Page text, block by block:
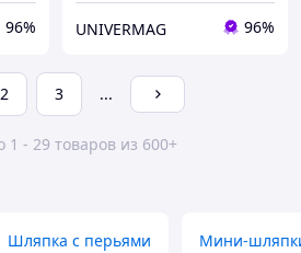
96% UNIVERMAG 96%
2 3 ...
1 - 29 товаров из 600+
Шляпка с перьями Мини-